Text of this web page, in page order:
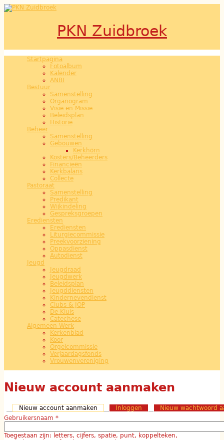
Overslaan en naar de inhoud gaan
PKN Zuidbroek
Hoofdmenu
Startpagina
Fotoalbum
Kalender
ANBI
Bestuur
Samenstelling
Organogram
Visie en Missie
Beleidsplan
Historie
Beheer
Samenstelling
Gebouwen
Kerkhörn
Kosters/Beheerders
Financieën
Kerkbalans
Collecte
Pastoraat
Samenstelling
Predikant
Wijkindeling
Gespreksgroepen
Erediensten
Erediensten
Liturgiecommissie
Preekvoorziening
Oppasdienst
Autodienst
Jeugd
Jeugdraad
Jeugdwerk
Beleidsplan
Jeugddiensten
Kindernevendienst
Clubs & JOP
De Kluis
Catechese
Algemeen Werk
Kerkenblad
Koor
Orgelcommissie
Verjaardagsfonds
Vrouwenvereniging
Nieuw account aanmaken
Nieuw account aanmaken (actieve tabblad)
Inloggen
Nieuw wachtwoord
Gebruikersnaam *
Toegestaan zijn: letters, cijfers, spatie, punt, koppelteken,